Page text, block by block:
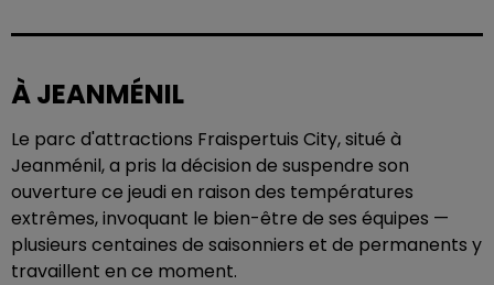
À JEANMÉNIL
Le parc d'attractions Fraispertuis City, situé à
Jeanménil, a pris la décision de suspendre son
ouverture ce jeudi en raison des températures
extrêmes, invoquant le bien-être de ses équipes —
plusieurs centaines de saisonniers et de permanents y
travaillent en ce moment.